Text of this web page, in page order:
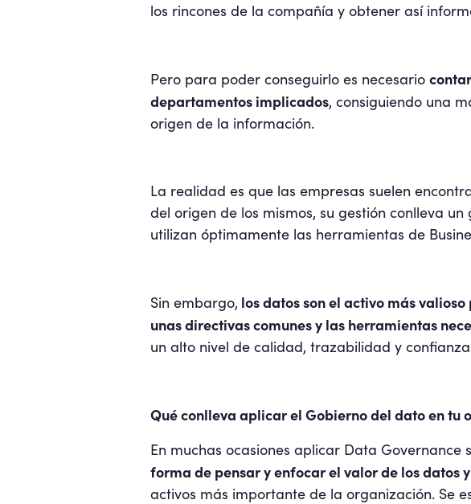
los rincones de la compañía y obtener así
Pero para poder conseguirlo es necesario
departamentos implicados, consiguiendo una
origen de la información.
La realidad es que las empresas suelen
del origen de los mismos, su gestión conlleva
utilizan óptimamente las herramientas de
Sin embargo, los datos son el activo más
unas directivas comunes y las herramientas
un alto nivel de calidad, trazabilidad y
Qué conlleva aplicar el Gobierno del dato en tu
En muchas ocasiones aplicar Data
forma de pensar y enfocar el valor de los datos
activos más importante de la organización. Se